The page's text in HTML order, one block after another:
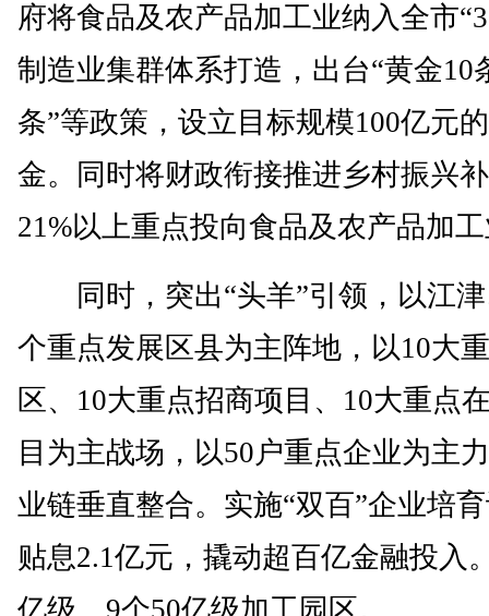
府将食品及农产品加工业纳入全市
制造业集群体系打造，出台“黄金10
条”等政策，设立目标规模100亿元
金。同时将财政衔接推进乡村振兴
21%以上重点投向食品及农产品加
同时，突出“头羊”引领，以江津
个重点发展区县为主阵地，以10大
区、10大重点招商项目、10大重点
目为主战场，以50户重点企业为主
业链垂直整合。实施“双百”企业培
贴息2.1亿元，撬动超百亿金融投入
亿级、9个50亿级加工园区。